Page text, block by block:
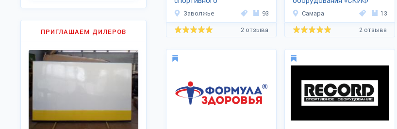
оборудования «Дешевле
не найдешь»
Заволжье 93
2 отзыва
ПРО»Самара 13
2 отзыва
ПРИГЛАШАЕМ ДИЛЕРОВ